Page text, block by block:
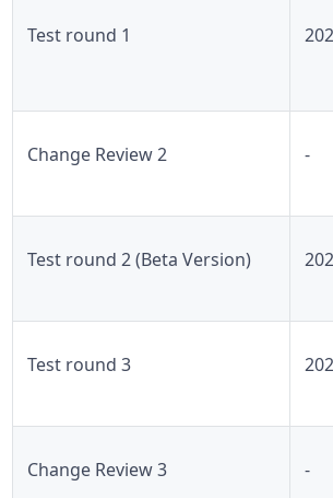
Test round 1
Change Review 2 -
Test round 2 (Beta Version)
Test round 3
Change Review 3 -